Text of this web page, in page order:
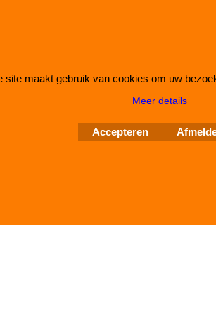
software.
site maakt gebruik van cookies om uw
Meer details
Accepteren